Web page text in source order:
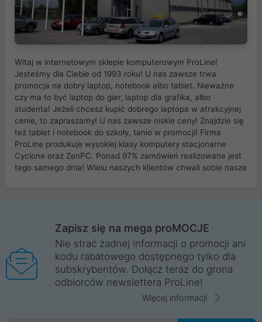
Witaj w internetowym sklepie komputerowym ProLine!
Jesteśmy dla Ciebie od 1993 roku! U nas zawsze trwa
promocja na dobry laptop, notebook albo tablet. Nieważne
czy ma to być laptop do gier, laptop dla grafika, albo
studenta! Jeżeli chcesz kupić dobrego laptopa w atrakcyjnej
cenie, to zapraszamy! U nas zawsze niskie ceny! Znajdzie się
też tablet i notebook do szkoły, tanio w promocji! Firma
ProLine produkuje wysokiej klasy komputery stacjonarne
Cyclone oraz ZenPC. Ponad 97% zamówień realizowane jest
tego samego dnia! Wielu naszych klientów chwali sobie nasze
Wrocław, Poznań, Legnica, Katowice, Gliwice, Kalisz, Bytom,
Trzebnica, Opole. Szybka i profesjonalna obsługa!
ProLine to polska firma ze 100% polskim kapitałem. Działamy
legalnie i płacimy podatki w naszym kraju! Posiadamy siedzibę
główną w Mirkowie oraz salony na terenie kraju. Cała
komunikacja ze sklepem komputerowym ProLine jest
danych osobowych. Dlatego zakup notebooka albo laptopa w
Zapisz się na mega proMOCJE
Nie strać żadnej informacji o promocji ani
kodu rabatowego dostępnego tylko dla
subskrybentów. Dołącz teraz do grona
odbiorców newslettera ProLine!
Więcej informacji